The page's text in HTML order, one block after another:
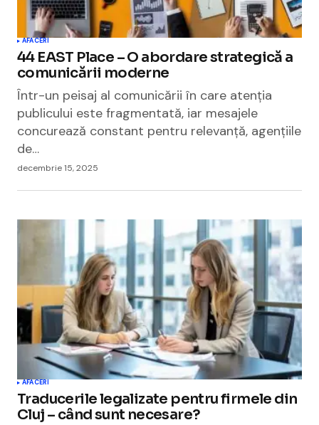
AFACERI
44 EAST Place – O abordare strategică a
comunicării moderne
Într-un peisaj al comunicării în care atenția
publicului este fragmentată, iar mesajele
concurează constant pentru relevanță, agențiile
de…
decembrie 15, 2025
AFACERI
Traducerile legalizate pentru firmele din
Cluj – când sunt necesare?